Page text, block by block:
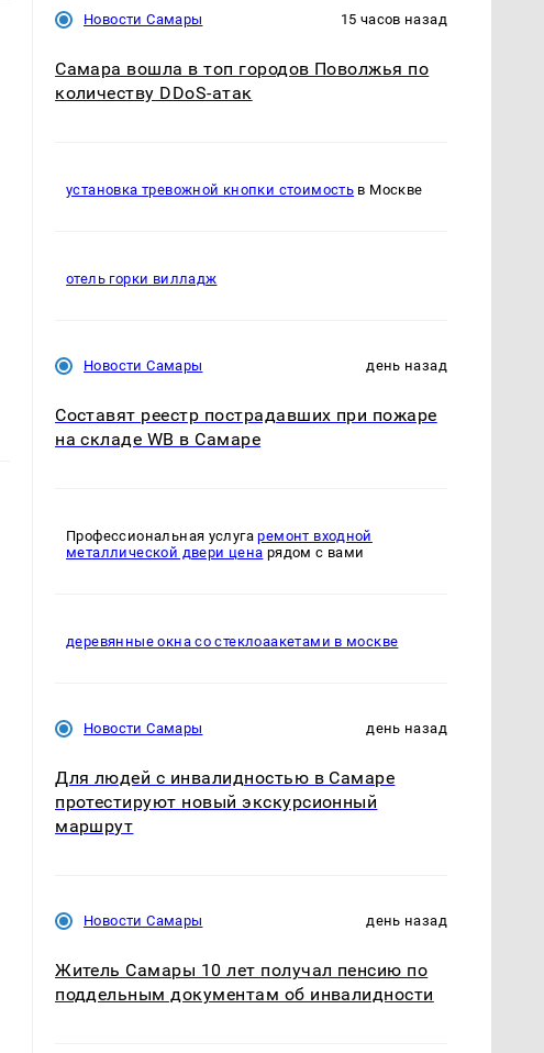
Новости Самары 15 часов назад
Самара вошла в топ городов Поволжья по
количеству DDoS-атак
установка тревожной кнопки стоимость в Москве
отель горки вилладж
Новости Самары день назад
Составят реестр пострадавших при пожаре
на складе WB в Самаре
Профессиональная услугаремонт входной
металлической двери цена рядом с вами
деревянные окна со стеклоаакетами в москве
Новости Самары день назад
Для людей с инвалидностью в Самаре
протестируют новый экскурсионный
маршрут
Новости Самары день назад
Житель Самары 10 лет получал пенсию по
поддельным документам об инвалидности